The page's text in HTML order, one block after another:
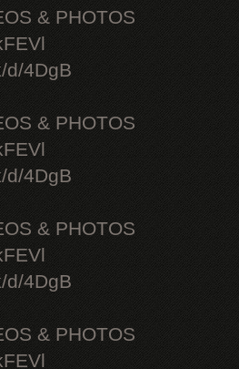
& PHOTOS
d/4DgB
& PHOTOS
d/4DgB
& PHOTOS
d/4DgB
& PHOTOS